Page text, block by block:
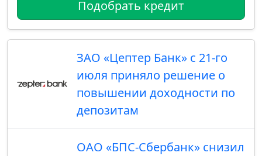
Подобрать кредит
ЗАО «Цептер Банк» с 21-го
июля приняло решение о
повышении доходности по
депозитам
ОАО «БПС-Сбербанк» снизил